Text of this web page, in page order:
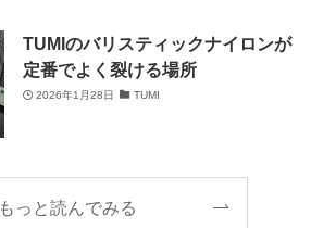
TUMIのバリスティックナイロンが
定番でよく裂ける場所
2026年1月28日 TUMI
もっと読んでみる